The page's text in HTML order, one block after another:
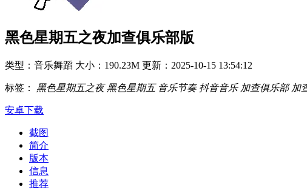
黑色星期五之夜加查俱乐部版
类型：音乐舞蹈 大小：190.23M 更新：2025-10-15 13:54:12
标签： 黑色星期五之夜 黑色星期五 音乐节奏 抖音音乐 加查俱乐部 加
安卓下载
截图
简介
版本
信息
推荐